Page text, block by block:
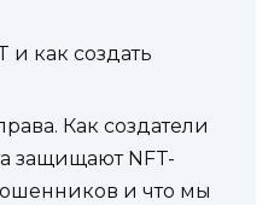
и как создать
Как создатели
защищают NFT-
и что мы